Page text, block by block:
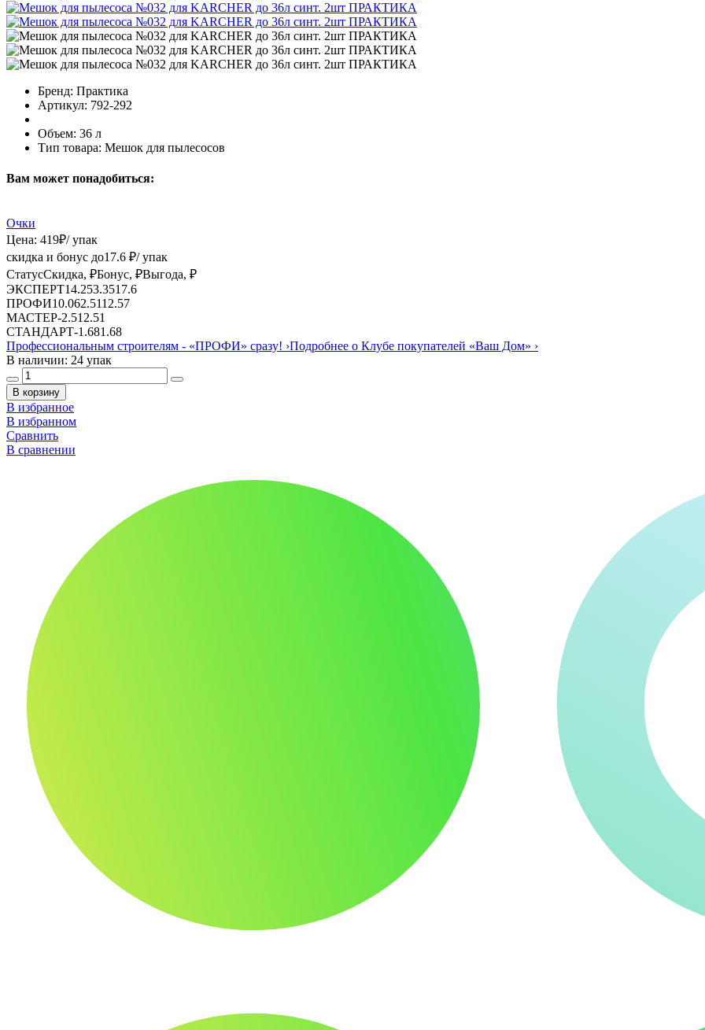
Бренд: Практика
Артикул: 792-292
Объем: 36 л
Тип товара: Мешок для пылесосов
Вам может понадобиться:
Очки
Цена: 419₽/ упак
скидка и бонус до17.6 ₽/ упак
СтатусСкидка, ₽Бонус, ₽Выгода, ₽
ЭКСПЕРТ14.253.3517.6
ПРОФИ10.062.5112.57
МАСТЕР-2.51 2.51
СТАНДАРТ-1.681.68
Профессиональным строителям - «ПРОФИ» сразу! ›Подробнее о Клубе покупателей «Ваш Дом» ›
В наличии: 24 упак
В корзину
В избранное
В избранном
Сравнить
В сравнении